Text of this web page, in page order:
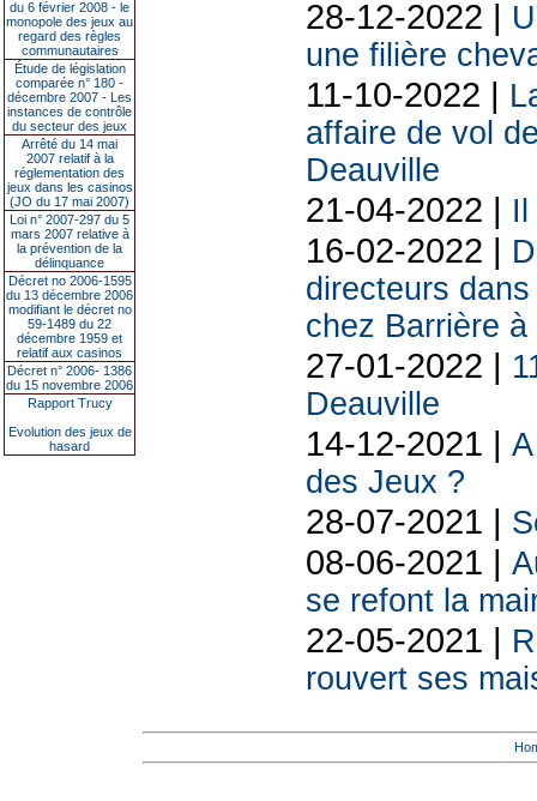
du 6 février 2008 - le
monopole des jeux au
regard des règles
communautaires
Étude de législation
comparée n° 180 -
décembre 2007 - Les
instances de contrôle
du secteur des jeux
Arrêté du 14 mai
2007 relatif à la
réglementation des
jeux dans les casinos
(JO du 17 mai 2007)
Loi n° 2007-297 du 5
mars 2007 relative à
la prévention de la
délinquance
Décret no 2006-1595
du 13 décembre 2006
modifiant le décret no
59-1489 du 22
décembre 1959 et
relatif aux casinos
Décret n° 2006- 1386
du 15 novembre 2006
Rapport Trucy
Evolution des jeux de
hasard
28-12-2022 |
une filière
11-10-2022 |
affaire de vol
Deauville
21-04-2022 | Il
16-02-2022 |
directeurs
chez Barrière
27-01-2022 |
Deauville
14-12-2021 |
des Jeux ?
28-07-2021 |
08-06-2021 |
se refont la
22-05-2021 |
rouvert ses